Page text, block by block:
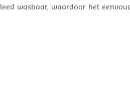
wasbaar, waardoor het